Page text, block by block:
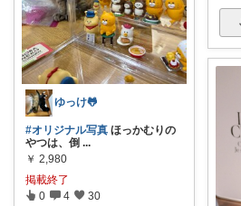
ゆっけ🐸
#オリジナル写真 ほっかむりの
やつは、倒 ...
￥ 2,980
掲載終了
0 4 30